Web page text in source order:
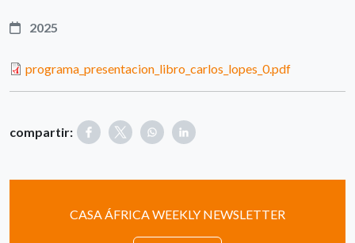
2025
programa_presentacion_libro_carlos_lopes_0.pdf
compartir:
CASA ÁFRICA WEEKLY NEWSLETTER